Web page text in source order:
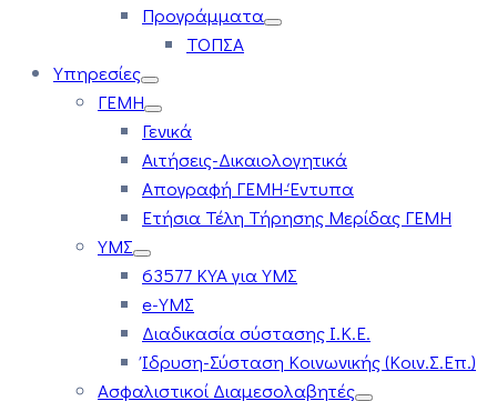
Προγράμματα
ΤΟΠΣΑ
Υπηρεσίες
ΓΕΜΗ
Γενικά
Αιτήσεις-Δικαιολογητικά
Απογραφή ΓΕΜΗ-Έντυπα
Ετήσια Τέλη Τήρησης Μερίδας ΓΕΜΗ
ΥΜΣ
63577 ΚΥΑ για ΥΜΣ
e-ΥΜΣ
Διαδικασία σύστασης Ι.Κ.Ε.
Ίδρυση-Σύσταση Κοινωνικής (Κοιν.Σ.Επ.)
Ασφαλιστικοί Διαμεσολαβητές